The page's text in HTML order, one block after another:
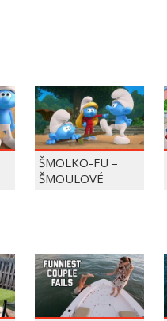
ŠMOLKO-FU –
ŠMOULOVÉ